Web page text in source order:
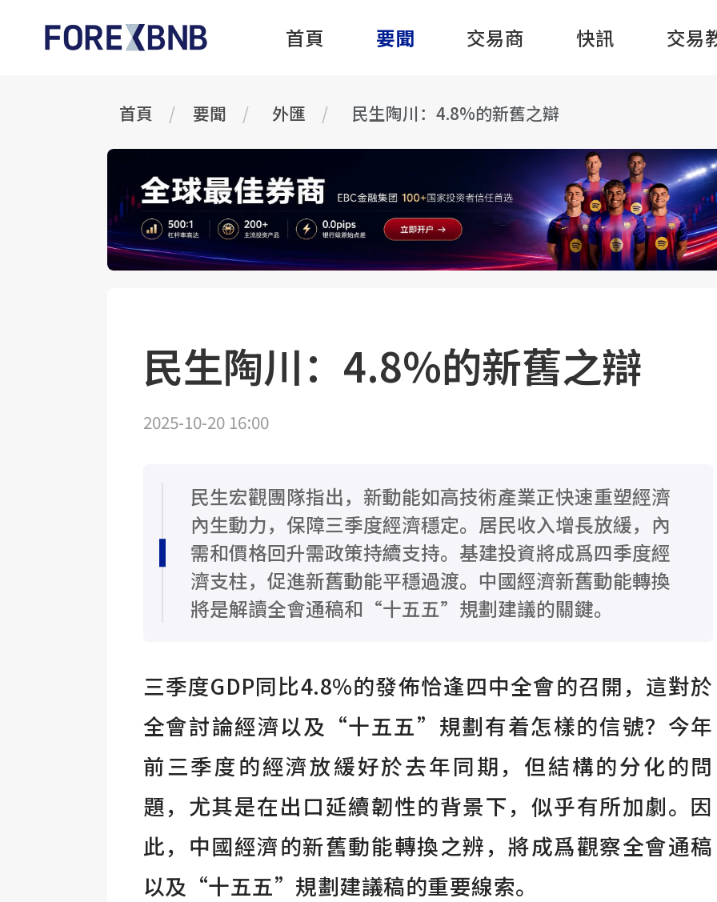
首頁 要聞 交易商 快訊 交易
首頁 要聞 外匯 民生陶川：4.8%的新舊之辯
民生陶川：4.8%的新舊之辯
2025-10-20 16:00
民生宏觀團隊指出，新動能如高技術產業正快速重塑經濟
內生動力，保障三季度經濟穩定。居民收入增長放緩，內
需和價格回升需政策持續支持。基建投資將成爲四季度經
濟支柱，促進新舊動能平穩過渡。中國經濟新舊動能轉換
將是解讀全會通稿和“十五五”規劃建議的關鍵。
三季度GDP同比4.8%的發佈恰逢四中全會的召開，這對於
全會討論經濟以及“十五五”規劃有着怎樣的信號？今年
前三季度的經濟放緩好於去年同期，但結構的分化的問
題，尤其是在出口延續韌性的背景下，似乎有所加劇。因
此，中國經濟的新舊動能轉換之辨，將成爲觀察全會通稿
以及“十五五”規劃建議稿的重要線索。